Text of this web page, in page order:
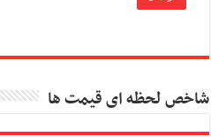
شاخص لحظه ای قیمت ها